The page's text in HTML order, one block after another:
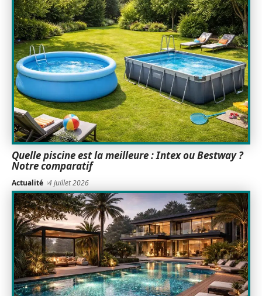
Quelle piscine est la meilleure : Intex ou Bestway ?
Notre comparatif
Actualité 4 juillet 2026